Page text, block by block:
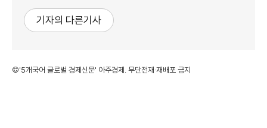
기자의 다른기사
©'5개국어 글로벌 경제신문' 아주경제. 무단전재·재배포 금지